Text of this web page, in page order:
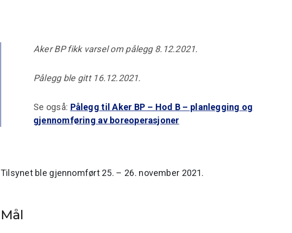
Aker BP fikk varsel om pålegg 8.12.2021.
Pålegg ble gitt 16.12.2021.
Se også: Pålegg til Aker BP – Hod B – planlegging og
gjennomføring av boreoperasjoner
Tilsynet ble gjennomført 25. – 26. november 2021.
Mål